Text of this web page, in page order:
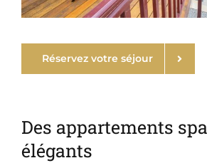
Réservez votre séjour
Des appartements
élégants